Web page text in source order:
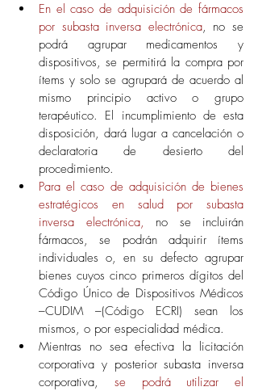
En el caso de adquisición de fármacos
por subasta inversa electrónica, no se
podrá agrupar medicamentos y
dispositivos, se permitirá la compra por
ítems y solo se agrupará de acuerdo al
mismo principio activo o grupo
terapéutico. El incumplimiento de esta
disposición, dará lugar a cancelación o
declaratoria de desierto del
procedimiento.
Para el caso de adquisición de bienes
estratégicos en salud por subasta
inversa electrónica, no se incluirán
fármacos, se podrán adquirir ítems
individuales o, en su defecto agrupar
bienes cuyos cinco primeros dígitos del
Código Único de Dispositivos Médicos
–CUDIM –(Código ECRI) sean los
mismos, o por especialidad médica.
Mientras no sea efectiva la licitación
corporativa y posterior subasta inversa
corporativa, se podrá utilizar el